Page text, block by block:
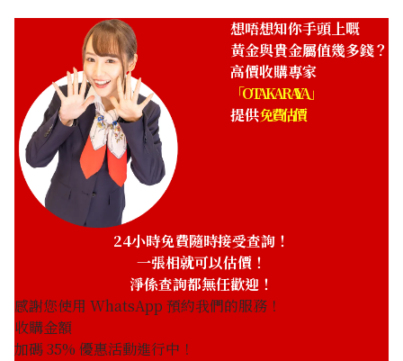
24K gold (K24) necklace
HKD 28,678.83
想唔想知你手頭上嘅
黃金與貴金屬值幾多錢？
高價收購專家
「OTAKARAYA」
提供免費估價
24小時免費隨時接受查詢！
一張相就可以估價！
淨係查詢都無任歡迎！
感謝您使用 WhatsApp 預約我們的服務！
收購金額
加碼35% 優惠活動進行中！